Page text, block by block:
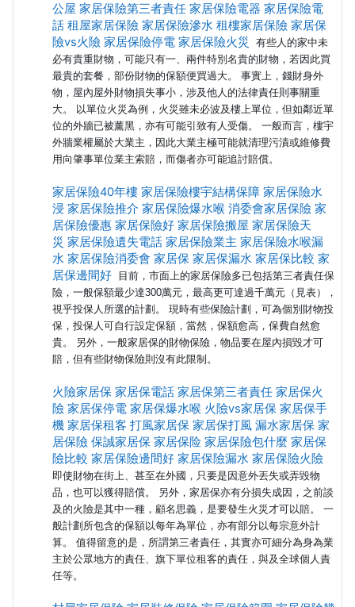
公屋 家居保險第三者責任 家居保險電器 家居保險電
話 租屋家居保險 家居保險滲水 租樓家居保險 家居保
險vs火險 家居保險停電 家居保險火災
有些人的家中未
必有貴重財物，可能只有一、兩件特別名貴的財物，若因此買
最貴的套餐，部份財物的保額便買過大。 事實上，錢財身外
物，屋內屋外財物損失事小，涉及他人的法律責任則事關重
大。 以單位火災為例，火災雖未必波及樓上單位，但如鄰近單
位的外牆已被薰黑，亦有可能引致有人受傷。 一般而言，樓宇
外牆業權屬於大業主，因此大業主極可能就清理污漬或維修費
用向肇事單位業主索賠，而傷者亦可能追討賠償。
家居保險40年樓 家居保險樓宇結構保障 家居保險水
浸 家居保險推介 家居保險爆水喉 消委會家居保險 家
居保險優惠 家居保險好 家居保險搬屋 家居保險天
災 家居保險遺失電話 家居保險業主 家居保險水喉漏
水 家居保險消委會 家居保 家居保漏水 家居保比較 家
居保邊間好 目前，市面上的家居保險多已包括第三者責任保
險，一般保額最少達300萬元，最高更可達過千萬元（見表），
視乎投保人所選的計劃。 現時有些保險計劃，可為個別財物投
保，投保人可自行設定保額，當然，保額愈高，保費自然愈
貴。 另外，一般家居保的財物保險，物品要在屋內損毀才可
賠，但有些財物保險則沒有此限制。
火險家居保 家居保電話 家居保第三者責任 家居保火
險 家居保停電 家居保爆水喉 火險vs家居保 家居保手
機 家居保租客 打風家居保 家居保打風 漏水家居保 家
居保險 保誠家居保 家居保险 家居保險包什麼 家居保
險比較 家居保險邊間好 家居保險漏水 家居保險火險
即使財物在街上、甚至在外國，只要是因意外丟失或弄毀物
品，也可以獲得賠償。 另外，家居保亦有分損失成因，之前談
及的火險是其中一種，顧名思義，是要發生火災才可以賠。 一
般計劃所包含的保額以每年為單位，亦有部分以每宗意外計
算。 值得留意的是，所謂第三者責任，其實亦可細分為身為業
主於公眾地方的責任、旗下單位租客的責任，與及全球個人責
任等。